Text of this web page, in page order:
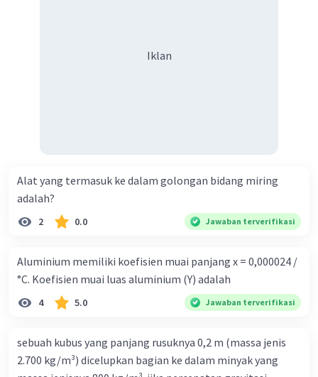
Iklan
Alat yang termasuk ke dalam golongan bidang miring
adalah?
2 0.0 Jawaban terverifikasi
Aluminium memiliki koefisien muai panjang x = 0,000024 /
°C. Koefisien muai luas aluminium (Y) adalah
4 5.0 Jawaban terverifikasi
sebuah kubus yang panjang rusuknya 0,2 m (massa jenis
2.700 kg/m³) dicelupkan bagian ke dalam minyak yang